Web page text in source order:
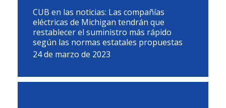
CUB en las noticias: Las compañías
eléctricas de Michigan tendrán que
restablecer el suministro más rápido
según las normas estatales propuestas
24 de marzo de 2023